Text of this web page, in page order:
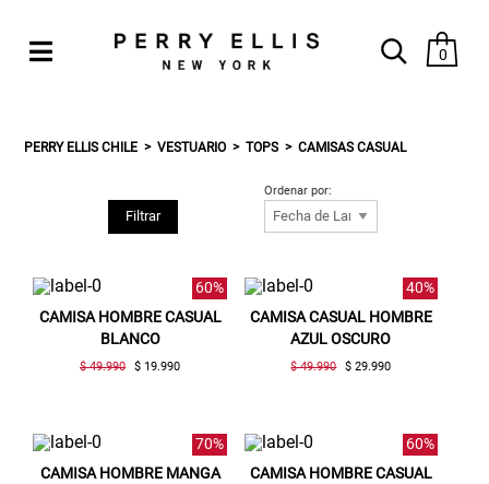
0
PERRY ELLIS CHILE VESTUARIO TOPS CAMISAS CASUAL
Filtrar
Ordenar por:
60%
CAMISA HOMBRE CASUAL
BLANCO
$ 49.990 $ 19.990
40%
CAMISA CASUAL HOMBRE
AZUL OSCURO
$ 49.990 $ 29.990
70%
CAMISA HOMBRE MANGA
60%
CAMISA HOMBRE CASUAL